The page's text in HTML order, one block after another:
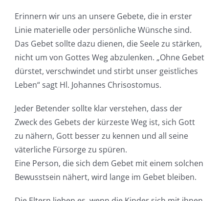
Erinnern wir uns an unsere Gebete, die in erster
Linie materielle oder persönliche Wünsche sind.
Das Gebet sollte dazu dienen, die Seele zu stärken,
nicht um von Gottes Weg abzulenken. „Ohne Gebet
dürstet, verschwindet und stirbt unser geistliches
Leben“ sagt Hl. Johannes Chrisostomus.
Jeder Betender sollte klar verstehen, dass der
Zweck des Gebets der kürzeste Weg ist, sich Gott
zu nähern, Gott besser zu kennen und all seine
väterliche Fürsorge zu spüren.
Eine Person, die sich dem Gebet mit einem solchen
Bewusstsein nähert, wird lange im Gebet bleiben.